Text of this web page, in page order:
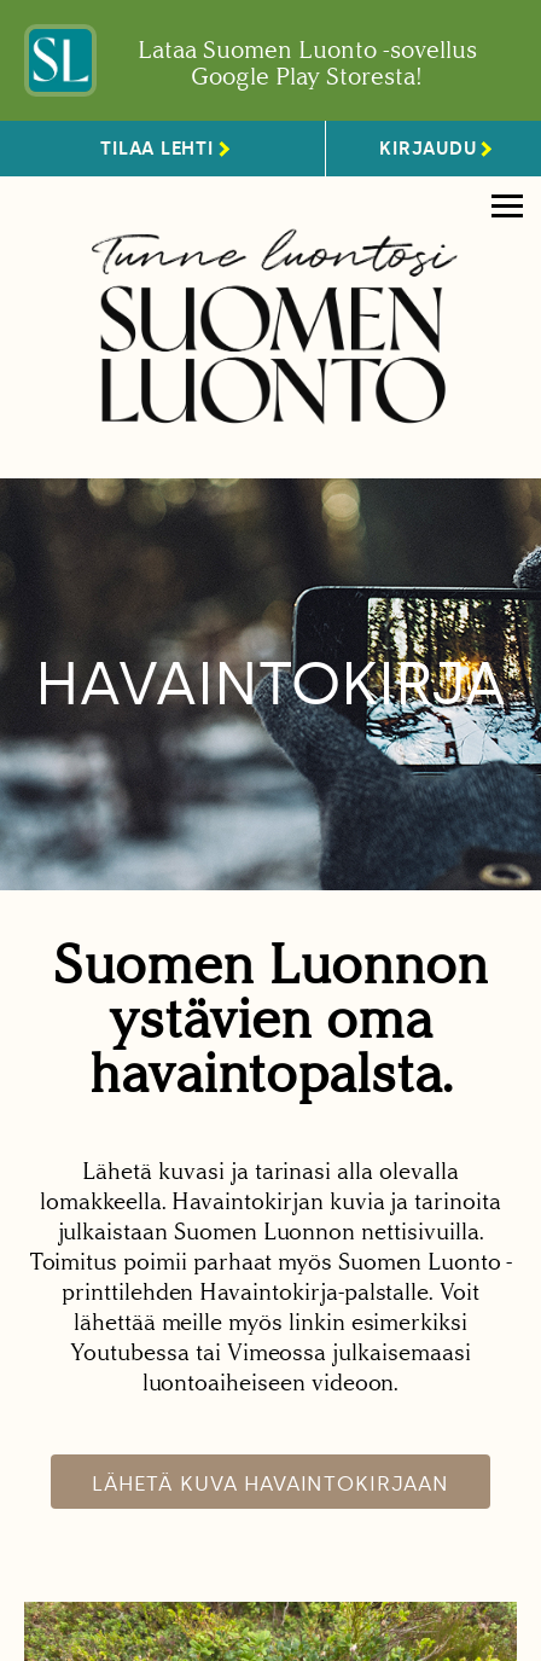
Lataa Suomen Luonto -sovellus
Google Play Storesta!
TILAA LEHTI KIRJAUDU
HAVAINTOKIRJA
Suomen Luonnon
ystävien oma
havaintopalsta.
Lähetä kuvasi ja tarinasi alla olevalla
lomakkeella. Havaintokirjan kuvia ja tarinoita
julkaistaan Suomen Luonnon nettisivuilla.
Toimitus poimii parhaat myös Suomen Luonto -
printtilehden Havaintokirja-palstalle. Voit
lähettää meille myös linkin esimerkiksi
Youtubessa tai Vimeossa julkaisemaasi
luontoaiheiseen videoon.
LÄHETÄ KUVA HAVAINTOKIRJAAN